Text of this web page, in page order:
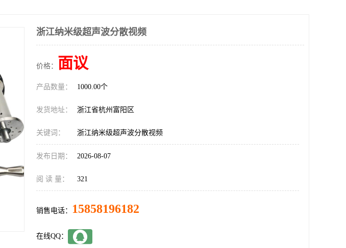
浙江纳米级超声波分散视频
价格： 面议
产品数量： 1000.00个
发货地址： 浙江省杭州富阳区
关键词： 浙江纳米级超声波分散视频
发布日期： 2026-08-07
阅 读 量： 321
销售电话： 15858196182
在线QQ：